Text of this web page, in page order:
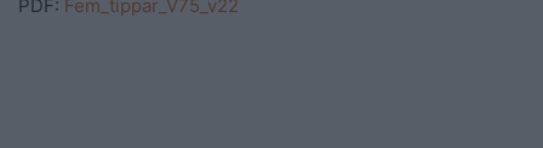
PDF: Fem_tippar_V75_v22